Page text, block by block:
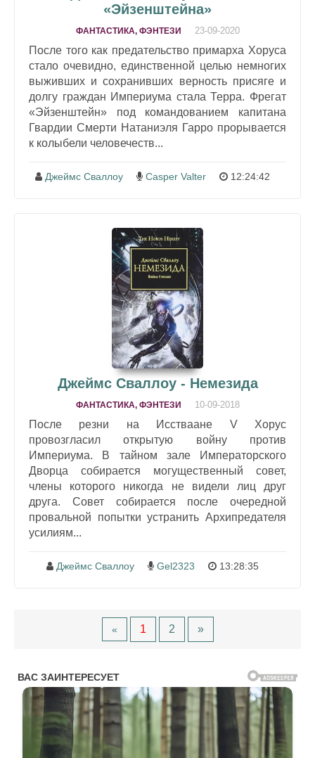
«Эйзенштейна»
ФАНТАСТИКА, ФЭНТЕЗИ 23-09-2020
После того как предательство примарха Хоруса
стало очевидно, единственной целью немногих
выживших и сохранивших верность присяге и
долгу граждан Империума стала Терра. Фрегат
«Эйзенштейн» под командованием капитана
Гвардии Смерти Натаниэля Гарро прорывается
к колыбели человечеств...
Джеймс Сваллоу Casper Valter 12:24:42
Джеймс Сваллоу - Немезида
ФАНТАСТИКА, ФЭНТЕЗИ 10-09-2018
После резни на Исстваане V Хорус
провозгласил открытую войну против
Империума. В тайном зале Императорского
Дворца собирается могущественный совет,
члены которого никогда не видели лиц друг
друга. Совет собирается после очередной
провальной попытки устранить Архипредателя
усилиям...
Джеймс Сваллоу Gel2323 13:28:35
« 1 2 »